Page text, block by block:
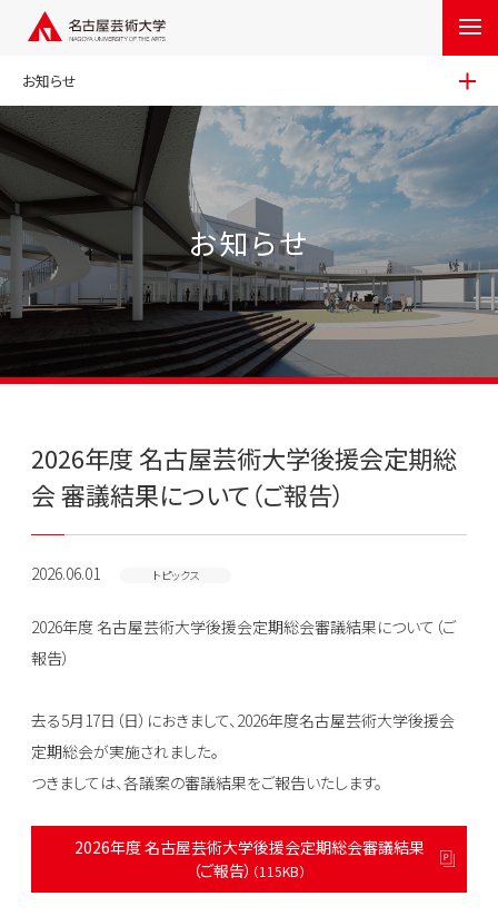
お知らせ
お知らせ
2026年度 名古屋芸術大学後援会定期総
会 審議結果について（ご報告）
2026.06.01 トピックス
2026年度 名古屋芸術大学後援会定期総会審議結果について（ご
報告）
去る5月17日（日）におきまして、2026年度名古屋芸術大学後援会
定期総会が実施されました。
つきましては、各議案の審議結果をご報告いたします。
2026年度 名古屋芸術大学後援会定期総会審議結果
（ご報告） （115KB）